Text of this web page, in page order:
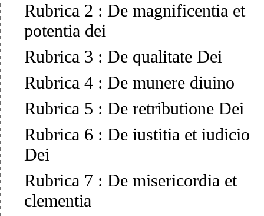
Rubrica 2 : De magnificentia et
potentia dei
Rubrica 3 : De qualitate Dei
Rubrica 4 : De munere diuino
Rubrica 5 : De retributione Dei
Rubrica 6 : De iustitia et iudicio
Dei
Rubrica 7 : De misericordia et
clementia